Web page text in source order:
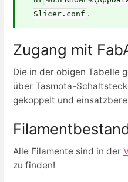
Slicer.conf .
Zugang mit
Die in der obigen Tabelle
über Tasmota-
gekoppelt und
Alle Filamente sind in der
zu finden!